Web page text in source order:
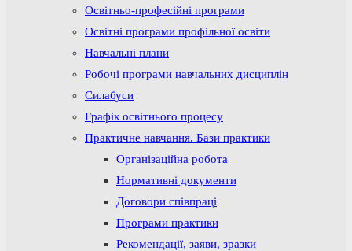
Освітньо-професійні програми
Освітні програми профільної освіти
Навчальні плани
Робочі програми навчальних дисциплін
Силабуси
Графік освітнього процесу
Практичне навчання. Бази практики
Організаційна робота
Нормативні документи
Договори співпраці
Програми практики
Рекомендації, заяви, зразки